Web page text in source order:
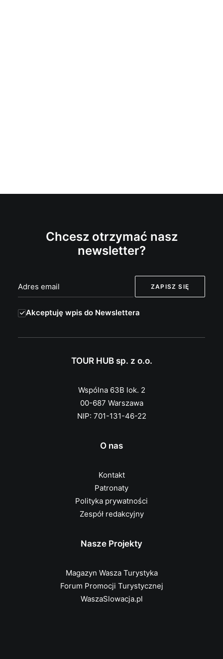
Chcesz otrzymać nasz
newsletter?
Akceptuję wpis do Newslettera
TOUR HUB sp. z o.o.
Wspólna 63B lok. 2
00-687 Warszawa
NIP: 701-131-46-22
O nas
Kontakt
Patronaty
Polityka prywatności
Zespół redakcyjny
Nasze Projekty
Magazyn Wasza Turystyka
Forum Promocji Turystycznej
WaszaSlowacja.pl